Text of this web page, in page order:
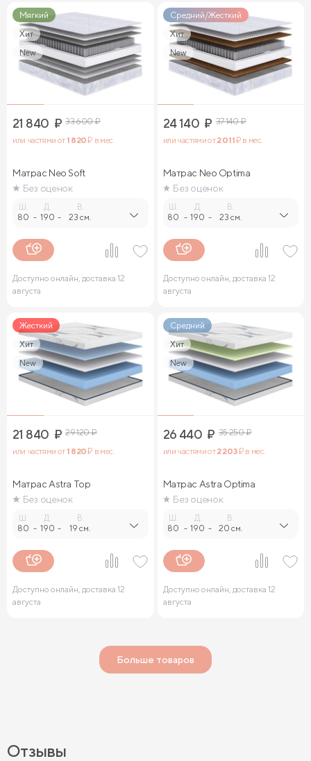
Мягкий
Хит
New
21 840 ₽ 33 600₽
или частями от1 820₽ в мес.
Матрас Neo Soft
Без оценок
80 -
Д.
190 -
В.
23 см.
Доступно онлайн, доставка 12
августа
Средний/Жесткий
Хит
New
24 140 ₽ 37 140₽
или частями от2 011₽ в мес.
Матрас Neo Optima
Без оценок
80 -
Д.
190 -
В.
23 см.
Доступно онлайн, доставка 12
августа
Жесткий
Хит
New
21 840 ₽ 29 120₽
или частями от1 820₽ в мес.
Матрас Astra Top
Без оценок
Ш.
80 -
Д.
190 -
В.
19 см.
Доступно онлайн, доставка 12
августа
Средний
Хит
New
26 440 ₽ 35 250₽
или частями от2 203₽ в мес.
Матрас Astra Optima
Без оценок
Ш.
80 -
Д.
190 -
В.
20 см.
Доступно онлайн, доставка 12
августа
Больше товаров
Отзывы